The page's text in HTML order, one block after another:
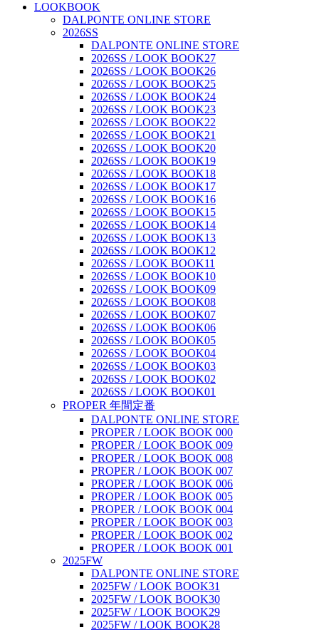
LOOKBOOK
DALPONTE ONLINE STORE
2026SS
DALPONTE ONLINE STORE
2026SS / LOOK BOOK27
2026SS / LOOK BOOK26
2026SS / LOOK BOOK25
2026SS / LOOK BOOK24
2026SS / LOOK BOOK23
2026SS / LOOK BOOK22
2026SS / LOOK BOOK21
2026SS / LOOK BOOK20
2026SS / LOOK BOOK19
2026SS / LOOK BOOK18
2026SS / LOOK BOOK17
2026SS / LOOK BOOK16
2026SS / LOOK BOOK15
2026SS / LOOK BOOK14
2026SS / LOOK BOOK13
2026SS / LOOK BOOK12
2026SS / LOOK BOOK11
2026SS / LOOK BOOK10
2026SS / LOOK BOOK09
2026SS / LOOK BOOK08
2026SS / LOOK BOOK07
2026SS / LOOK BOOK06
2026SS / LOOK BOOK05
2026SS / LOOK BOOK04
2026SS / LOOK BOOK03
2026SS / LOOK BOOK02
2026SS / LOOK BOOK01
PROPER 年間定番
DALPONTE ONLINE STORE
PROPER / LOOK BOOK 000
PROPER / LOOK BOOK 009
PROPER / LOOK BOOK 008
PROPER / LOOK BOOK 007
PROPER / LOOK BOOK 006
PROPER / LOOK BOOK 005
PROPER / LOOK BOOK 004
PROPER / LOOK BOOK 003
PROPER / LOOK BOOK 002
PROPER / LOOK BOOK 001
2025FW
DALPONTE ONLINE STORE
2025FW / LOOK BOOK31
2025FW / LOOK BOOK30
2025FW / LOOK BOOK29
2025FW / LOOK BOOK28